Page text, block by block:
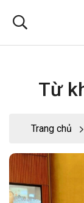
Từ
Trang chủ